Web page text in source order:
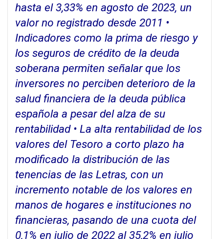
hasta el 3,33% en agosto de 2023, un
valor no registrado desde 2011 •
Indicadores como la prima de riesgo y
los seguros de crédito de la deuda
soberana permiten señalar que los
inversores no perciben deterioro de la
salud financiera de la deuda pública
española a pesar del alza de su
rentabilidad • La alta rentabilidad de los
valores del Tesoro a corto plazo ha
modificado la distribución de las
tenencias de las Letras, con un
incremento notable de los valores en
manos de hogares e instituciones no
financieras, pasando de una cuota del
0,1% en julio de 2022 al 35,2% en julio